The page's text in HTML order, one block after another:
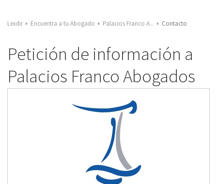
Lexdir Encuentra a tu Abogado Palacios Franco A... Contacto
Petición de información a
Palacios Franco Abogados